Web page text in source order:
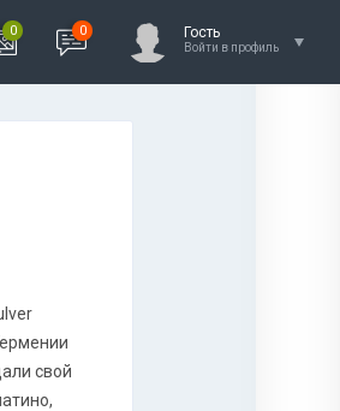
0 0 Гость
Войти в профиль
свой